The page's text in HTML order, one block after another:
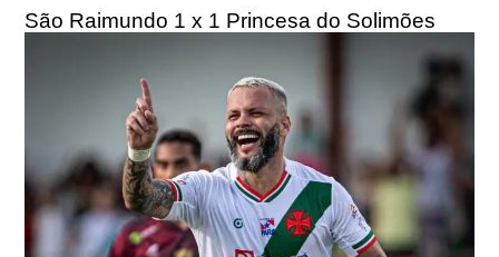
São Raimundo 1 x 1 Princesa do Solimões